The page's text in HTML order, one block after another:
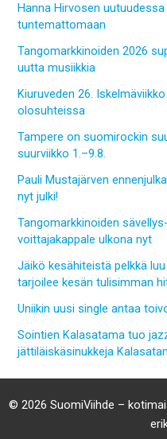
Hanna Hirvosen
tuntemattomaan
Tangomarkkinoiden 2026
uutta musiikkia
Kiuruveden 26.
olosuhteissa
Tampere on suomirockin
suurviikko 1.–9.8.
Pauli Mustajärven
nyt julki!
Tangomarkkinoiden
voittajakappale ulkona nyt
Jäikö kesähiteistä pelkkä luu
tarjoilee kesän tulisimman
Uniikin uusi single antaa
Sointien Kalasatama tuo
jättiläiskäsinukkeja
© 2026 SuomiViihde –